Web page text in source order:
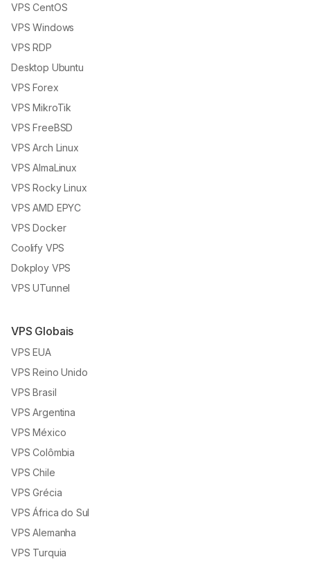
VPS CentOS
VPS Windows
VPS RDP
Desktop Ubuntu
VPS Forex
VPS MikroTik
VPS FreeBSD
VPS Arch Linux
VPS AlmaLinux
VPS Rocky Linux
VPS AMD EPYC
VPS Docker
Coolify VPS
Dokploy VPS
VPS UTunnel
VPS Globais
VPS EUA
VPS Reino Unido
VPS Brasil
VPS Argentina
VPS México
VPS Colômbia
VPS Chile
VPS Grécia
VPS África do Sul
VPS Alemanha
VPS Turquia